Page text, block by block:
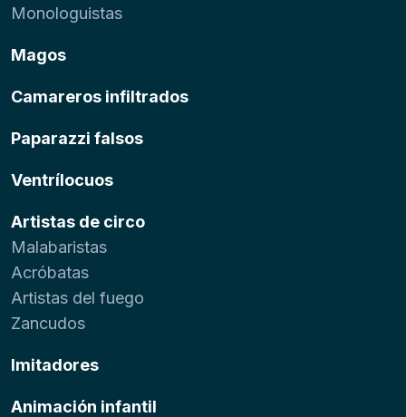
Monologuistas
Magos
Camareros infiltrados
Paparazzi falsos
Ventrílocuos
Artistas de circo
Malabaristas
Acróbatas
Artistas del fuego
Zancudos
Imitadores
Animación infantil